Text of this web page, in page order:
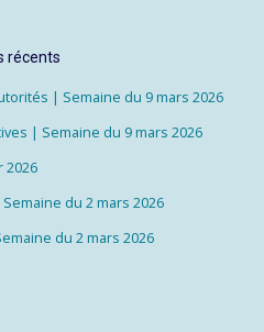
récents
| Semaine du 9 mars 2026
| Semaine du 9 mars 2026
2026
du 2 mars 2026
du 2 mars 2026